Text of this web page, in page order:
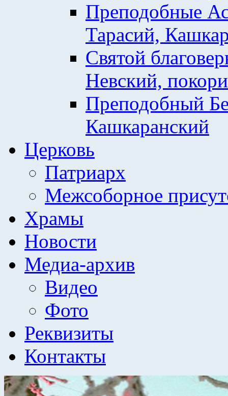
Преподобные
Тарасий,
Святой
Невский,
Преподобный
Кашкаранский
Церковь
Патриарх
Межсоборное
Храмы
Новости
Медиа-архив
Видео
Фото
Реквизиты
Контакты